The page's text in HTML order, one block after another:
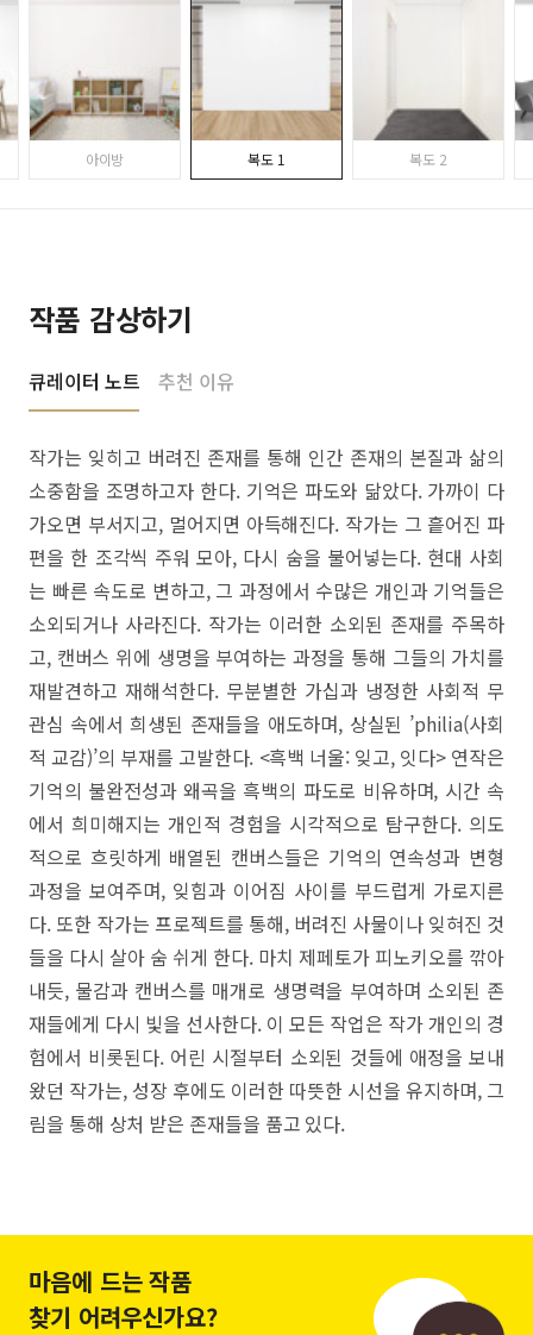
아이방 복도 1 복도 2
작품 감상하기
큐레이터 노트 추천 이유
작가는 잊히고 버려진 존재를 통해 인간 존재의 본질과 삶의
소중함을 조명하고자 한다. 기억은 파도와 닮았다. 가까이 다
가오면 부서지고, 멀어지면 아득해진다. 작가는 그 흩어진 파
편을 한 조각씩 주워 모아, 다시 숨을 불어넣는다. 현대 사회
는 빠른 속도로 변하고, 그 과정에서 수많은 개인과 기억들은
소외되거나 사라진다. 작가는 이러한 소외된 존재를 주목하
고, 캔버스 위에 생명을 부여하는 과정을 통해 그들의 가치를
재발견하고 재해석한다. 무분별한 가십과 냉정한 사회적 무
관심 속에서 희생된 존재들을 애도하며, 상실된 ’philia(사회
적 교감)’의 부재를 고발한다. <흑백 너울: 잊고, 잇다> 연작은
기억의 불완전성과 왜곡을 흑백의 파도로 비유하며, 시간 속
에서 희미해지는 개인적 경험을 시각적으로 탐구한다. 의도
적으로 흐릿하게 배열된 캔버스들은 기억의 연속성과 변형
과정을 보여주며, 잊힘과 이어짐 사이를 부드럽게 가로지른
다. 또한 작가는 프로젝트를 통해, 버려진 사물이나 잊혀진 것
들을 다시 살아 숨 쉬게 한다. 마치 제페토가 피노키오를 깎아
내듯, 물감과 캔버스를 매개로 생명력을 부여하며 소외된 존
재들에게 다시 빛을 선사한다. 이 모든 작업은 작가 개인의 경
험에서 비롯된다. 어린 시절부터 소외된 것들에 애정을 보내
왔던 작가는, 성장 후에도 이러한 따뜻한 시선을 유지하며, 그
림을 통해 상처 받은 존재들을 품고 있다.
마음에 드는 작품
찾기 어려우신가요?